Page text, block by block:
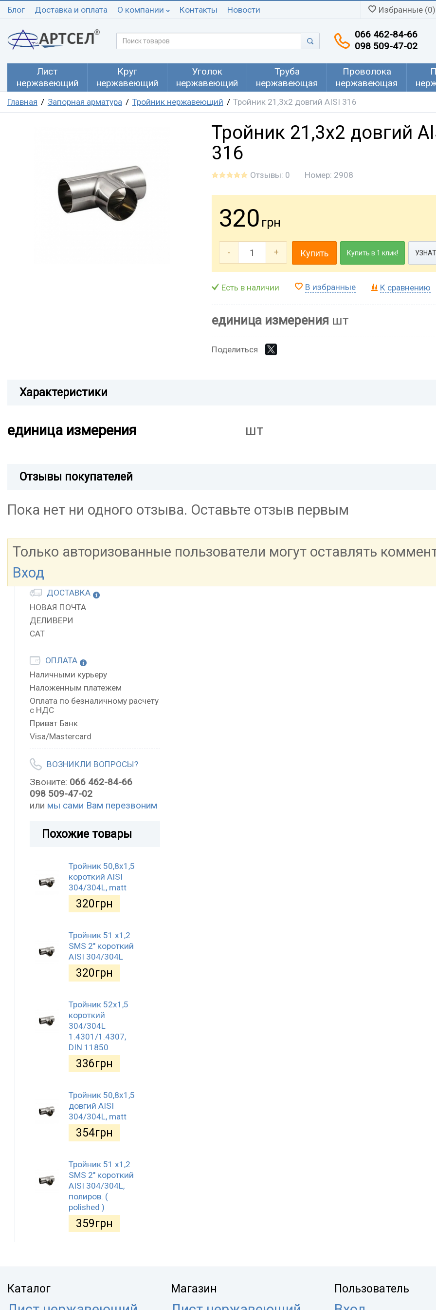
Блог Доставка и оплата О компании Контакты Новости Избранные (0)
066 462-84-66
098 509-47-02
Лист
нержавеющий
Круг
нержавеющий
Уголок
нержавеющий
Труба
нержавеющая
Проволока
нержавеющая
Главная Запорная арматура Тройник нержавеющий Тройник 21,3х2 довгий AISI 316
Тройник 21,3х2 довгий
316
Отзывы: 0 Номер: 2908
320 грн
- + Купить Купить в 1 клик!
Есть в наличии В избранные К сравнению
единица измерения шт
Поделиться
Характеристики
единица измерения шт
Отзывы покупателей
Пока нет ни одного отзыва. Оставьте отзыв первым
Только авторизованные пользователи могут оставлять
Вход
ДОСТАВКА
НОВАЯ ПОЧТА
ДЕЛИВЕРИ
САТ
ОПЛАТА
Наличными курьеру
Наложенным платежем
Оплата по безналичному расчету
с НДС
Приват Банк
Visa/Mastercard
ВОЗНИКЛИ ВОПРОСЫ?
Звоните: 066 462-84-66
098 509-47-02
или мы сами Вам перезвоним
Похожие товары
Тройник 50,8х1,5
короткий AISI
304/304L, matt
320грн
Тройник 51 х1,2
SMS 2" короткий
AISI 304/304L
320грн
Тройник 52х1,5
короткий
304/304L
1.4301/1.4307,
DIN 11850
336грн
Тройник 50,8х1,5
довгий AISI
304/304L, matt
354грн
Тройник 51 х1,2
SMS 2" короткий
AISI 304/304L,
полиров. (
polished )
359грн
Каталог Магазин Пользователь